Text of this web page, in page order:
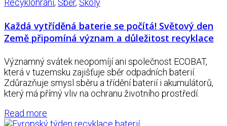
Recyklohraní, Sběr, Školy
Každá vytříděná baterie se počítá! Světový den
Země připomíná význam a důležitost recyklace
Významný svátek neopomíjí ani společnost ECOBAT,
která v tuzemsku zajišťuje sběr odpadních baterií.
Zdůrazňuje smysl sběru a třídění baterií i akumulátorů,
který má přímý vliv na ochranu životního prostředí.
Read more